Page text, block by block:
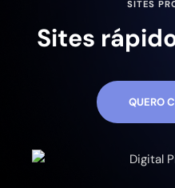
SITES
Sites
QUERO